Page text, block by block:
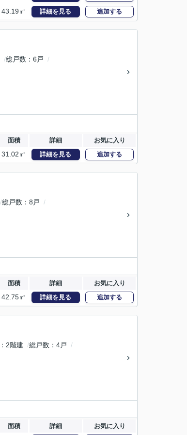
43.19㎡ 詳細を見る 追加する
総戸数
6戸
面積 詳細 お気に入り
31.02㎡ 詳細を見る 追加する
総戸数
8戸
面積 詳細 お気に入り
42.75㎡ 詳細を見る 追加する
2階建 総戸数
4戸
面積 詳細 お気に入り